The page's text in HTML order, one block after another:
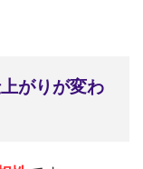
がりが変わ